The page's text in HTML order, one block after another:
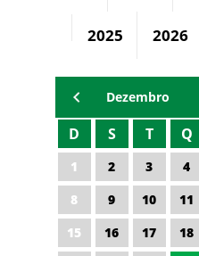
2025 2026
Dezembro
D S T Q
1 2 3 4
8
9 10 11
15
16 17 18